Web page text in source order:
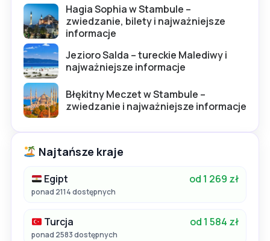
Hagia Sophia w Stambule –
zwiedzanie, bilety i najważniejsze
informacje
Jezioro Salda – tureckie Malediwy i
najważniejsze informacje
Błękitny Meczet w Stambule –
zwiedzanie i najważniejsze informacje
Najtańsze kraje
Egipt od 1 269 zł
ponad 2114 dostępnych
Turcja od 1 584 zł
ponad 2583 dostępnych